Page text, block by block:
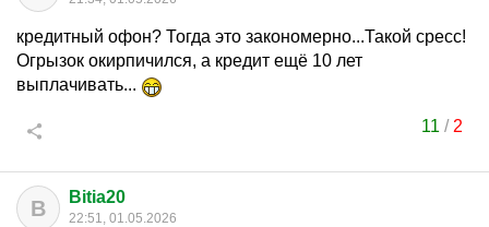
кредитный офон? Тогда это закономерно...Такой сресс!
Огрызок окирпичился, а кредит ещё 10 лет
выплачивать...
11 / 2
B Bitia20
22:51, 01.05.2026